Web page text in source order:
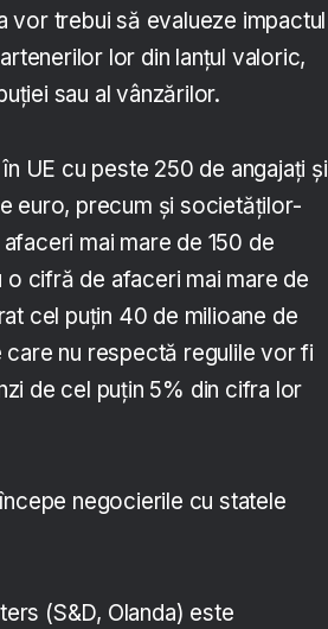
vor trebui să evalueze impactul
lor din lanțul valoric,
sau al vânzărilor.
UE cu peste 250 de angajați și
euro, precum și societăților-
mai mare de 150 de
o cifră de afaceri mai mare de
cel puțin 40 de milioane de
care nu respectă regulile vor fi
de cel puțin 5% din cifra lor
negocierile cu statele
(S&D, Olanda) este